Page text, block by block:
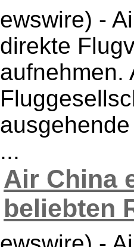
ewswire) -
direkte
aufnehmen.
...
Air China
beliebten